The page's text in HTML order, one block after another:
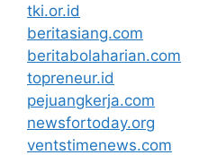
tki.or.id
beritasiang.com
beritabolaharian.com
topreneur.id
pejuangkerja.com
newsfortoday.org
ventstimenews.com